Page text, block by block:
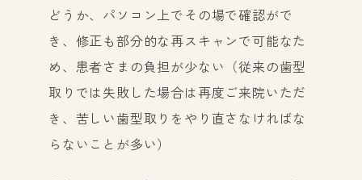
どうか、パソコン上でその場で確認がで
き、修正も部分的な再スキャンで可能なた
め、患者さまの負担が少ない（従来の歯型
取りでは失敗した場合は再度ご来院いただ
き、苦しい歯型取りをやり直さなければな
らないことが多い）